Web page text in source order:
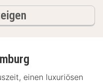
einen luxuriösen